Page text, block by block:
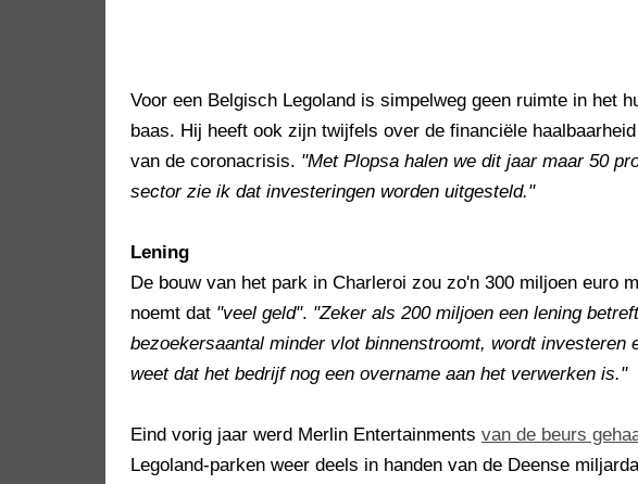
Voor een Belgisch Legoland is simpelweg geen ruimte in het
baas. Hij heeft ook zijn twijfels over de financiële
van de coronacrisis. "Met Plopsa halen we dit jaar maar 50
sector zie ik dat investeringen worden uitgesteld."
Lening
De bouw van het park in Charleroi zou zo'n 300 miljoen euro
noemt dat "veel geld". "Zeker als 200 miljoen een lening
bezoekersaantal minder vlot binnenstroomt, wordt investeren
weet dat het bedrijf nog een overname aan het verwerken is."
Eind vorig jaar werd Merlin Entertainments van de beurs
Legoland-parken weer deels in handen van de Deense